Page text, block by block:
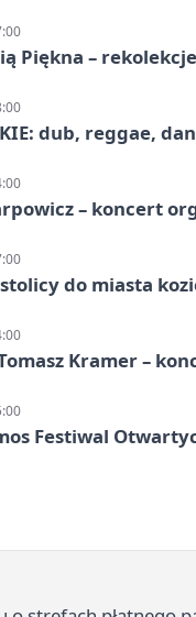
Piękna –
dub, reggae,
– koncert
do miasta
Kramer –
Festiwal